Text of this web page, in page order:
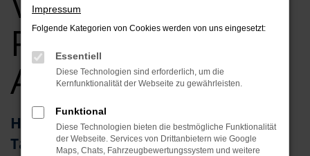
Passau Top
Angebote
Herausragendes Fahrzeug: der VW
Taigo für Passau
Impressum
Folgende Kategorien von Cookies werden von uns eingesetzt:
Essentiell
Diese Technologien sind erforderlich, um die
Kernfunktionalität der Webseite zu gewährleisten.
Funktional
Diese Technologien bieten die bestmögliche Funktionalität
der Webseite. Services von Drittanbietern wie Google
Maps, Chats, Fahrzeugbewertungssystem und weitere